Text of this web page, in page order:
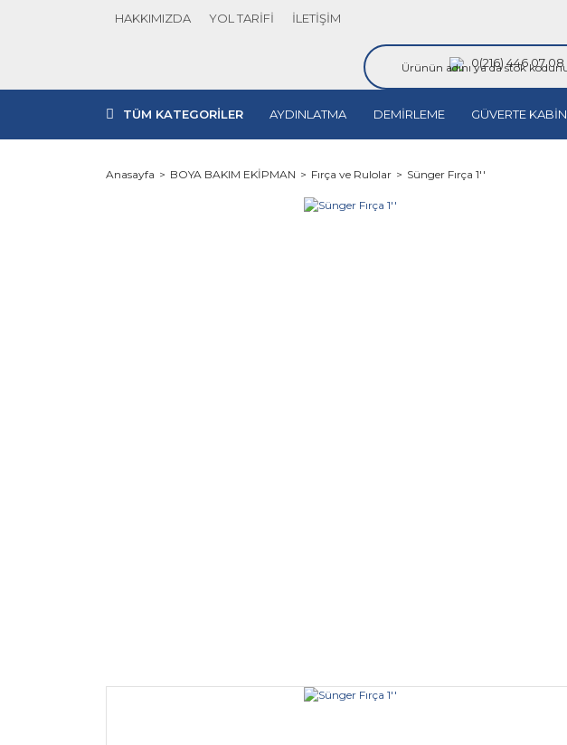
HAKKIMIZDA YOL TARİFİ İLETİŞİM
0(216) 446 07 08
TÜM KATEGORİLER AYDINLATMA DEMİRLEME GÜVERTE KABİN
Anasayfa BOYA BAKIM EKİPMAN Fırça ve Rulolar Sünger Fırça 1''